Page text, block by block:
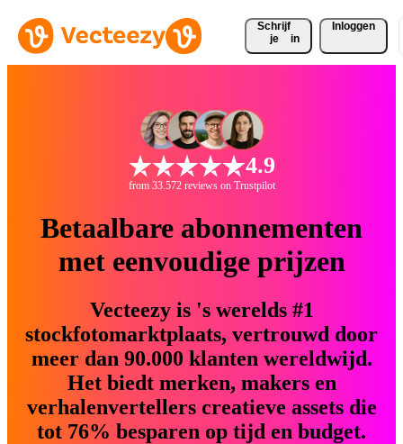
Schrijf
je
in
Inloggen
4.9
from 33.572 reviews on Trustpilot
Betaalbare abonnementen
met eenvoudige prijzen
Vecteezy is 's werelds #1
stockfotomarktplaats, vertrouwd door
meer dan 90.000 klanten wereldwijd.
Het biedt merken, makers en
verhalenvertellers creatieve assets die
tot 76% besparen op tijd en budget.